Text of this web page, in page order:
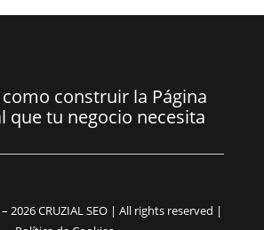
construir la Página
que tu negocio necesita
2026 CRUZIAL SEO | All rights reserved |